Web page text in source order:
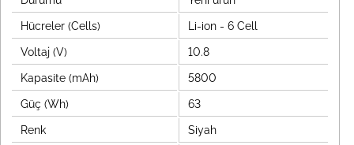
Hücreler (Cells) Li-ion - 6 Cell
Voltaj (V) 10.8
Kapasite (mAh) 5800
Güç (Wh) 63
Renk Siyah